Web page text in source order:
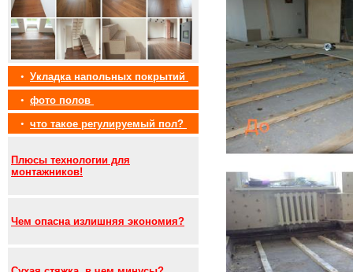
• Укладка напольных покрытий
• фото полов
• что такое регулируемый пол?
Плюсы технологии для
монтажников!
Чем опасна излишняя экономия?